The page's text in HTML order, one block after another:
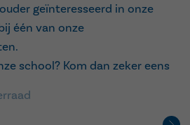
geïnteresseerd in onze
één van onze
school? Kom dan zeker eens